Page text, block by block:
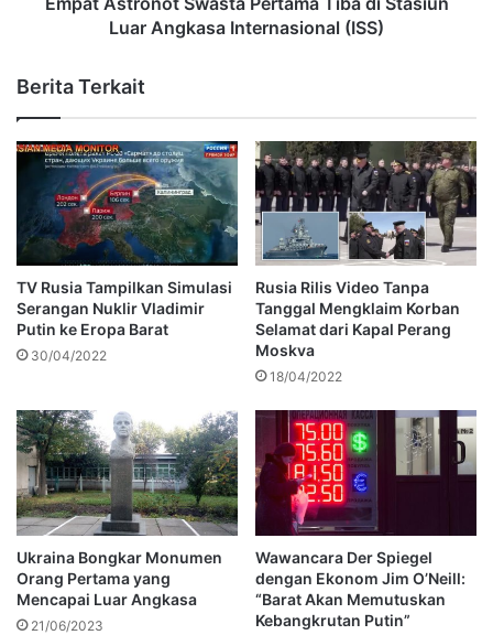
Luar Angkasa Internasional (ISS)
Berita Terkait
TV Rusia Tampilkan Simulasi
Serangan Nuklir Vladimir
Putin ke Eropa Barat
30/04/2022
Rusia Rilis Video Tanpa
Tanggal Mengklaim Korban
Selamat dari Kapal Perang
Moskva
18/04/2022
Ukraina Bongkar Monumen
Orang Pertama yang
Mencapai Luar Angkasa
21/06/2023
Wawancara Der Spiegel
dengan Ekonom Jim O’Neill:
“Barat Akan Memutuskan
Kebangkrutan Putin”